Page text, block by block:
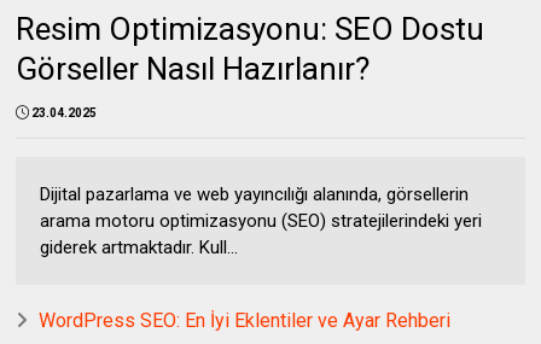
Resim Optimizasyonu: SEO Dostu
Görseller Nasıl Hazırlanır?
23.04.2025
Dijital pazarlama ve web yayıncılığı alanında, görsellerin
arama motoru optimizasyonu (SEO) stratejilerindeki yeri
giderek artmaktadır. Kull...
WordPress SEO: En İyi Eklentiler ve Ayar Rehberi